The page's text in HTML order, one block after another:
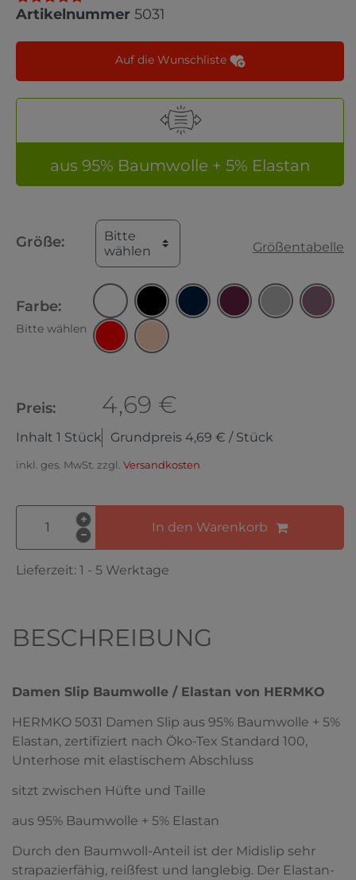
Artikelnummer 5031
Auf die Wunschliste
aus 95% Baumwolle + 5% Elastan
Größe:
Bitte
wählen
Größentabelle
Farbe:
Bitte wählen
Preis: 4,69 €
Inhalt 1 Stück Grundpreis 4,69 € / Stück
inkl. ges. MwSt. zzgl. Versandkosten
In den Warenkorb
Lieferzeit: 1 - 5 Werktage
BESCHREIBUNG
Damen Slip Baumwolle / Elastan von HERMKO
HERMKO 5031 Damen Slip aus 95% Baumwolle + 5%
Elastan, zertifiziert nach Öko-Tex Standard 100,
Unterhose mit elastischem Abschluss
sitzt zwischen Hüfte und Taille
aus 95% Baumwolle + 5% Elastan
Durch den Baumwoll-Anteil ist der Midislip sehr
strapazierfähig, reißfest und langlebig. Der Elastan-